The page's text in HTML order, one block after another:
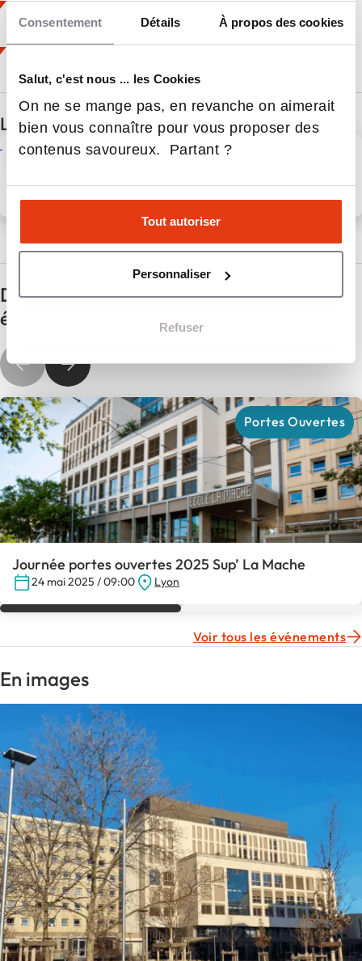
Consentement Détails À propos des cookies
Salut, c'est nous ... les Cookies
On ne se mange pas, en revanche on aimerait
bien vous connaître pour vous proposer des
contenus savoureux. Partant ?
Tout autoriser
Personnaliser
Refuser
Enseignement d'un savoir faire technique.
Les dernières infos Sup’ La Mache
L’école doit-elle répondre aux
1 Juil 2025Formations
Voir toutes les actus
Des événements au plus près des
étudiants
Journée portes ouvertes 2025 Sup’ La Mache
24 mai 2025 / 09:00 Lyon
Portes Ouvertes
Voir tous les événements
En images